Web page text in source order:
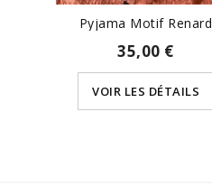
Pyjama Motif Renard
35,00 €
VOIR LES DÉTAILS